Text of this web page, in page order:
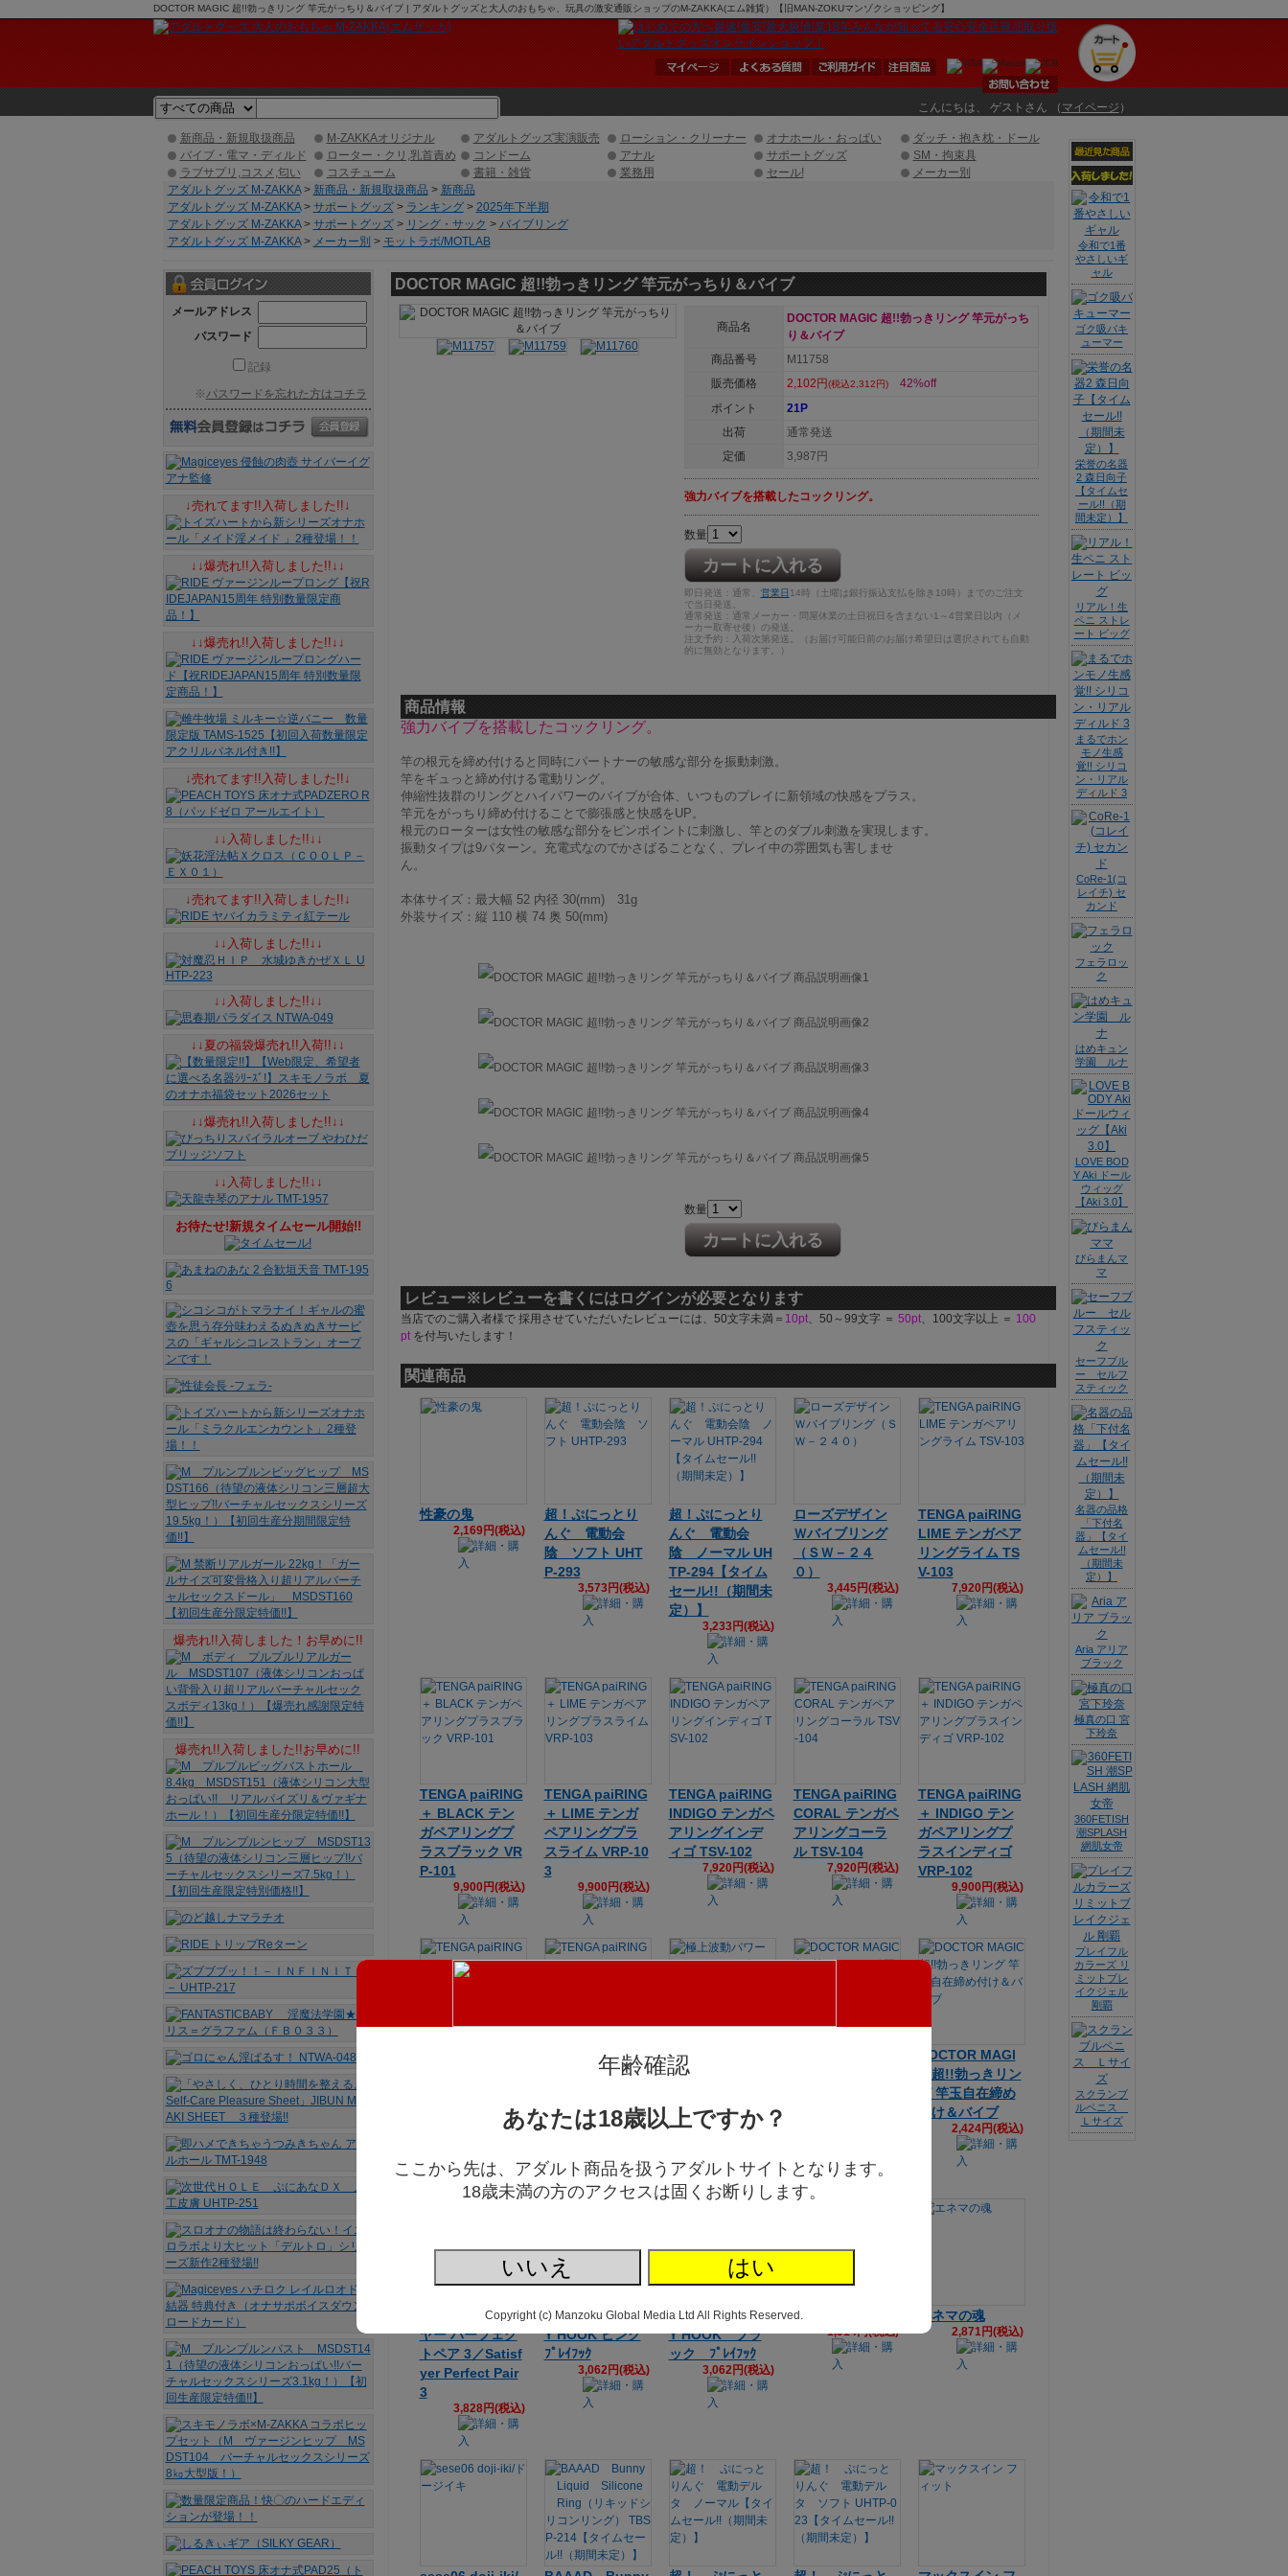
年齢確認
あなたは18歳以上ですか？
ここから先は、アダルト商品を扱うアダルトサイトとなります。
18歳未満の方のアクセスは固くお断りします。
いいえ はい
Copyright (c) Manzoku Global Media Ltd All Rights Reserved.
DOCTOR MAGIC 超!!勃っきリング 竿元がっちり＆バイブ | アダルトグッズと大人のおもちゃ、玩具の激安通販ショップのM-ZAKKA(エム雑貨）【旧MAN-ZOKUマンゾクショッピング】
こんにちは、 ゲストさん （ マイページ ）
新商品・新規取扱商品 M-ZAKKAオリジナル アダルトグッズ実演販売 ローション・クリーナー オナホール・おっぱい
ダッチ・抱き枕・ドール
バイブ・電マ・ディルド
ローター・クリ,乳首責め コンドーム アナル サポートグッズ
SM・拘束具
ラブサプリ,コスメ,匂い
コスチューム 書籍・雑貨 業務用 セール!
メーカー別
アダルトグッズ M-ZAKKA> 新商品・新規取扱商品 > 新商品
アダルトグッズ M-ZAKKA> サポートグッズ> ランキング> 2025年下半期
アダルトグッズ M-ZAKKA> サポートグッズ> リング・サック > バイブリング
アダルトグッズ M-ZAKKA> メーカー別 > モットラボ/MOTLAB
DOCTOR MAGIC 超!!勃っきリング 竿元がっちり＆バイブ
商品名
DOCTOR MAGIC 超!!勃っきリング 竿元がっち
り＆バイブ
商品番号
M11758
販売価格
2,102円(税込2,312円)
42%off
ポイント
21P
出荷
通常発送
定価
3,987円
強力バイブを搭載したコックリング。
数量
カートに入れる
即日発送：通常、 営業日 14時（土曜は銀行振込支払を除き10時）までのご注文
で当日発送。
通常発送：通常メーカー・問屋休業の土日祝日を含まない1～4営業日以内（メ
ーカー取寄せ後）の発送。
注文予約：入荷次第発送。（お届け可能日前のお届け希望日は選択されても自動
的に無効となります。）
商品情報
強力バイブを搭載したコックリング。
竿の根元を締め付けると同時にパートナーの敏感な部分を振動刺激。
竿をギュっと締め付ける電動リング。
伸縮性抜群のリングとハイパワーのバイブが合体、いつものプレイに新領域の快感をプラス。
竿元をがっちり締め付けることで膨張感と快感をUP。
根元のローターは女性の敏感な部分をピンポイントに刺激し、竿とのダブル刺激を実現します。
振動タイプは9パターン。充電式なのでかさばることなく、プレイ中の雰囲気も害しませ
ん。
本体サイズ：最大幅 52 内径 30(mm) 31g
外装サイズ：縦 110 横 74 奥 50(mm)
数量
カートに入れる
レビュー※レビューを書くにはログインが必要となります
当店でのご購入者様で 採用させていただいたレビューには、50文字未満＝ 10pt、50～99文字 ＝ 50pt、100文字以上 ＝ 100
ptを付与いたします！
関連商品
性豪の鬼
2,169円(税込)
超！ぷにっとり
んぐ 電動会
陰 ソフト UHT
P-293
3,573円(税込)
超！ぷにっとり
んぐ 電動会
陰 ノーマル UH
TP-294【タイム
セール!!（期間未
定）】
3,233円(税込)
ローズデザイン
Ｗバイブリング
（ＳＷ－２４
０）
3,445円(税込)
TENGA paiRING
LIME テンガペア
リングライム TS
V-103
7,920円(税込)
TENGA paiRING
＋ BLACK テン
ガペアリングプ
ラスブラック VR
P-101
9,900円(税込)
TENGA paiRING
＋ LIME テンガ
ペアリングプラ
スライム VRP-10
3
9,900円(税込)
TENGA paiRING
INDIGO テンガペ
アリングインデ
ィゴ TSV-102
7,920円(税込)
TENGA paiRING
CORAL テンガペ
アリングコーラ
ル TSV-104
7,920円(税込)
TENGA paiRING
＋ INDIGO テン
ガペアリングプ
ラスインディゴ
VRP-102
9,900円(税込)
7,920円(税込)
TENGA paiRING
＋ CORAL テン
ラスコーラル VR
P-104
極上波動パワー
フィットリング
DOCTOR MAGI
C 超!!勃っきリン
グ 竿玉自在締め
付け＆バイブ
2,424円(税込)
サティスファイ
ヤー パーフェク
トペア 3／Satisf
yer Perfect Pair
3
3,828円(税込)
Magiceyes PLA
Y HOOK ピンク
ﾌﾟﾚｲﾌｯｸ
3,062円(税込)
Magiceyes PLA
Y HOOK ブラ
ック ﾌﾟﾚｲﾌｯｸ
3,062円(税込)
絶頂波動リング
1,914円(税込)
エネマの魂
2,871円(税込)
メールアドレス
パスワード
記録
※パスワードを忘れた方はコチラ
↓売れてます!!入荷しました!!↓
↓↓爆売れ!!入荷しました!!↓↓
↓↓爆売れ!!入荷しました!!↓↓
↓売れてます!!入荷しました!!↓
↓↓入荷しました!!↓↓
↓売れてます!!入荷しました!!↓
↓↓入荷しました!!↓↓
↓↓入荷しました!!↓↓
↓↓夏の福袋爆売れ!!入荷!!↓↓
↓↓爆売れ!!入荷しました!!↓↓
↓↓入荷しました!!↓↓
お待たせ!新規タイムセール開始!!
爆売れ!!入荷しました！お早めに!!
爆売れ!!入荷しました!!お早めに!!
令和で1番
やさしいギ
ャル
ゴク吸バキ
ューマー
栄誉の名器
2 森日向子
【タイムセ
ール!!（期
間未定）】
リアル！生
ペニ ストレ
ート ビッグ
まるでホン
モノ生感
覚!! シリコ
ン・リアル
ディルド 3
CoRe-1(コ
レイチ) セ
カンド
フェラロッ
ク
はめキュン
学園 ルナ
LOVE BOD
Y Aki ドール
ウィッグ
【Aki 3.0】
びらまんマ
マ
セーフブル
ー セルフ
スティック
名器の品格
「下付名
器」【タイ
ムセール!!
（期間未
定）】
Aria アリア
ブラック
極真の口 宮
下玲奈
360FETISH
潮SPLASH
網肌女帝
プレイフル
カラーズ リ
ミットブレ
イクジェル
剛覇
スクランブ
ルペニス
Ｌサイズ